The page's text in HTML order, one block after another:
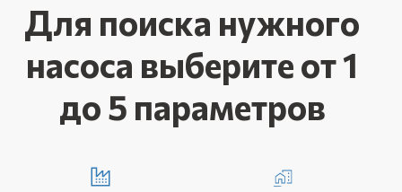
Для поиска нужного
насоса выберите от 1
до 5 параметров